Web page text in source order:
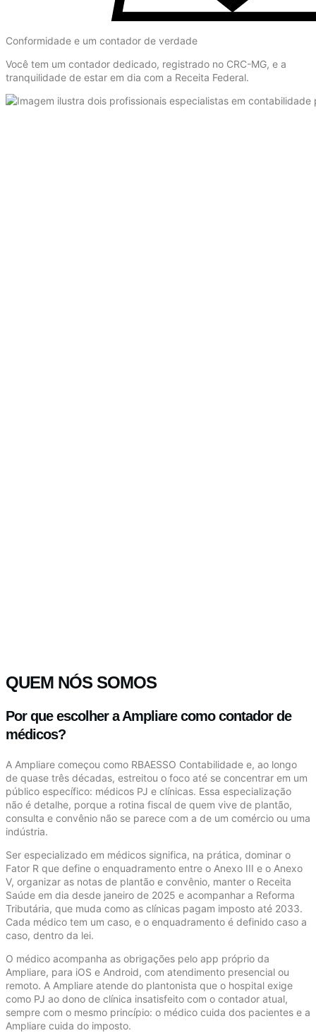
Conformidade e um contador de verdade
Você tem um contador dedicado, registrado no CRC-MG, e a
tranquilidade de estar em dia com a Receita Federal.
QUEM NÓS SOMOS
Por que escolher a Ampliare como contador de
médicos?
A Ampliare começou como RBAESSO Contabilidade e, ao longo
de quase três décadas, estreitou o foco até se concentrar em um
público específico: médicos PJ e clínicas. Essa especialização
não é detalhe, porque a rotina fiscal de quem vive de plantão,
consulta e convênio não se parece com a de um comércio ou uma
indústria.
Ser especializado em médicos significa, na prática, dominar o
Fator R que define o enquadramento entre o Anexo III e o Anexo
V, organizar as notas de plantão e convênio, manter o Receita
Saúde em dia desde janeiro de 2025 e acompanhar a Reforma
Tributária, que muda como as clínicas pagam imposto até 2033.
Cada médico tem um caso, e o enquadramento é definido caso a
caso, dentro da lei.
O médico acompanha as obrigações pelo app próprio da
Ampliare, para iOS e Android, com atendimento presencial ou
remoto. A Ampliare atende do plantonista que o hospital exige
como PJ ao dono de clínica insatisfeito com o contador atual,
sempre com o mesmo princípio: o médico cuida dos pacientes e a
Ampliare cuida do imposto.